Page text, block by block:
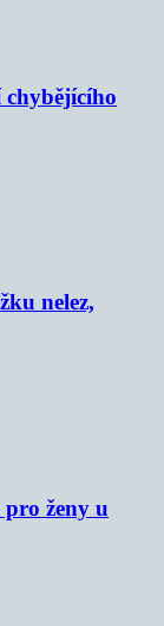
chybějícího
nelez,
pro ženy u